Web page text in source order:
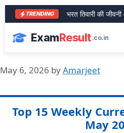
TRENDING
आरा के शेर भरत तिवारी की जीवनी
ExamResult .co.in
May 6, 2026 byAmarjeet
Top 15 Weekly
May